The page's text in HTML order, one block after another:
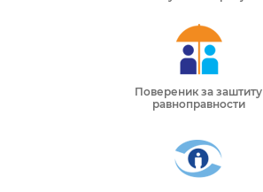
Повереник за заштиту
равноправности